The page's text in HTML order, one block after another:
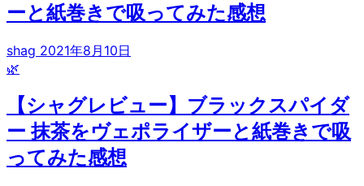
ーと紙巻きで吸ってみた感想
shag 2021年8月10日
🌿
【シャグレビュー】ブラックスパイダ
ー 抹茶をヴェポライザーと紙巻きで吸
ってみた感想